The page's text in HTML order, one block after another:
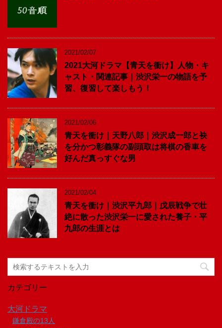
2021/02/07
2021大河ドラマ【青天を衝け】人物・キ
ャスト・関連記事｜渋沢栄一の物語を予
習、復習して楽しもう！
2021/02/06
青天を衝け｜天野八郎｜渋沢成一郎と袂
を分かつ彰義隊の副頭取は将棋の香車を
好んだ真っすぐな男
2021/02/04
青天を衝け｜渋沢平九郎｜戊辰戦争で壮
絶に散った渋沢栄一に愛された養子・平
九郎の生涯とは
カテゴリー
大河ドラマ
鎌倉殿の13人